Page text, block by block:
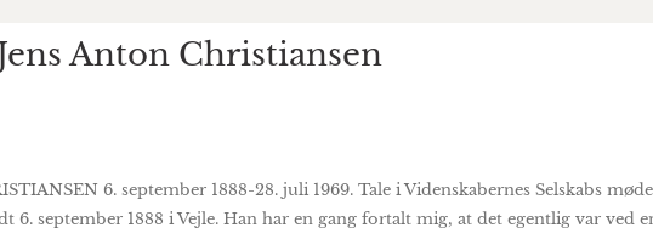
Anton Christiansen
6. september 1888-28. juli 1969. Tale i Videnskabernes Selskabs
6. september 1888 i Vejle. Han har en gang fortalt mig, at det egentlig var ved